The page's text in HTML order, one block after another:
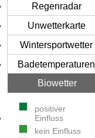
Regenradar
Unwetterkarte
Wintersportwetter
Badetemperaturen
Biowetter
positiver
Einfluss
kein Einfluss